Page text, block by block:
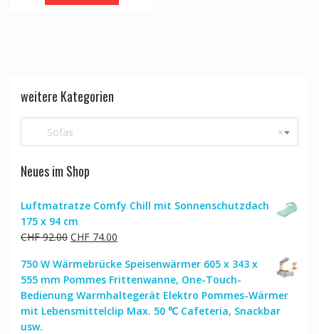
weitere Kategorien
×
Sofas
Neues im Shop
Luftmatratze Comfy Chill mit Sonnenschutzdach
175 x 94 cm
CHF92.00 Ursprünglicher
war:
CHF 92.00
CHF74.00Aktueller
ist:
CHF 74.00.
750 W Wärmebrücke Speisenwärmer 605 x 343 x
555 mm Pommes Frittenwanne, One-Touch-
Bedienung Warmhaltegerät Elektro Pommes-Wärmer
mit Lebensmittelclip Max. 50 ℃ Cafeteria, Snackbar
usw.